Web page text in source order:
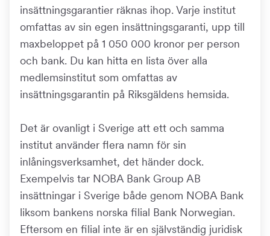
insättningsgarantier räknas ihop. Varje institut
omfattas av sin egen insättningsgaranti, upp till
maxbeloppet på 1 050 000 kronor per person
och bank. Du kan hitta en lista över alla
medlemsinstitut som omfattas av
insättningsgarantin på Riksgäldens hemsida.
Det är ovanligt i Sverige att ett och samma
institut använder flera namn för sin
inlåningsverksamhet, det händer dock.
Exempelvis tar NOBA Bank Group AB
insättningar i Sverige både genom NOBA Bank
liksom bankens norska filial Bank Norwegian.
Eftersom en filial inte är en självständig juridisk